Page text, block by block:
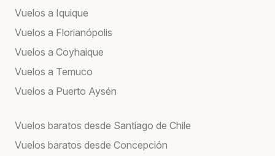
Vuelos a Iquique
Vuelos a Florianópolis
Vuelos a Coyhaique
Vuelos a Temuco
Vuelos a Puerto Aysén
Vuelos baratos desde Santiago de Chile
Vuelos baratos desde Concepción